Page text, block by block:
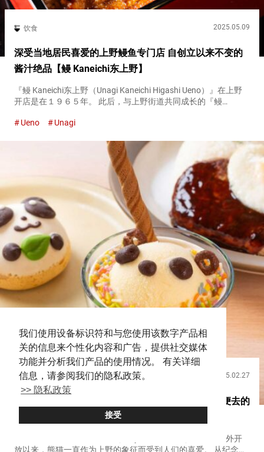
我们使用设备标识符和与您使用该数字产品相
关的信息来个性化内容和广告，提供社交媒体
功能并分析我们产品的使用情况。 有关详细
信息，请参阅我们的隐私政策。
>> 隐私政策
接受
饮食 2025.05.09
深受当地居民喜爱的上野鳗鱼专门店 自创立以来不变的
酱汁绝品【鳗 Kaneichi东上野】
『鳗 Kaneichi东上野（Unagi Kaneichi Higashi Ueno）』在上野
开店是在１９６５年。 此后，与上野街道共同成长的『鳗
Ueno
Unagi
饮食 2025.02.27
熊猫甜点可爱至极！位于上野站附近，外国人也方便去的
餐厅【上野绿色沙龙】
自１９７２年『上野动物园（Tokyo’s Ueno Zoo）』开始对外开
放以来，熊猫一直作为上野的象征而受到人们的喜爱。 从纪念碑